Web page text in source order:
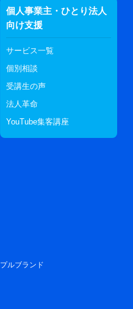
個人事業主・ひとり法人
向け支援
サービス一覧
個別相談
受講生の声
法人革命
YouTube集客講座
ルブランド